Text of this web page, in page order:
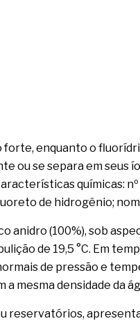
forte, enquanto o
ou se separa em seus
químicas: nº
de hidrogênio;
anidro (100%), sob
de 19,5 °C. Em
de pressão e
a mesma densidade da
reservatórios,